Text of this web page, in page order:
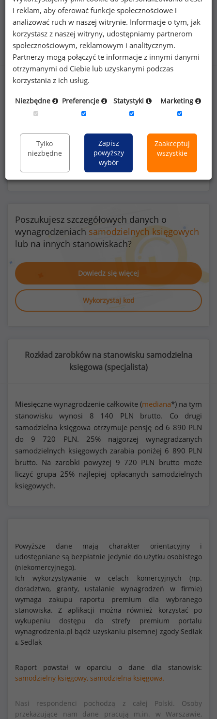
Benefity na stanowisku samodzielna księgowa
(specjalista )
48 %
elastyczny czas pracy
Poszukujesz szczegółowych danych o
wynagrodzeniach samodzielnych księgowych
lub na innych stanowiskach?
Dowiedz się więcej
Wykorzystaj kod
Rozkład zarobków na stanowisku samodzielna
księgowa (specjalista)
Miesięczne wynagrodzenie całkowite (mediana*) na tym
stanowisku wynosi 8 140 PLN brutto. Co drugi
samodzielna księgowa otrzymuje pensję od 6 890 PLN
do 9 720 PLN. 25% najgorzej wynagradzanych
samodzielnych księgowych zarabia poniżej 6 890 PLN
brutto. Na zarobki powyżej 9 720 PLN brutto może
liczyć grupa 25% najlepiej opłacanych samodzielnych
księgowych.
Powyższe dane mają charakter orientacyjny i
udostępniane są bezpłatnie jedynie do użytku osobistego
(niekomercyjnego).
Ich wykorzystywanie w celach komercyjnych (np.
doradztwo, granty, ustalanie wynagrodzeń w firmie)
wymaga zakupu raportu premium dla wybranego
stanowiska. Z aplikacji można również korzystać po
wykupeniu dostępu do strefy premium portalu
wynagrodzenia.pl bądź uzyskaniu pisemnej zgody Sedlak
& Sedlak
Raport powstał w oparciu o dane dla stanowisk:
samodzielny księgowy, samodzielna księgowa.
Nasi respondenci pochodzą z całej Polski. Osoby
przekazujące nam dane pracują m.in. w Warszawie,
i reklam, aby oferować funkcje społecznościowe i
analizować ruch w naszej witrynie. Informacje o tym, jak
korzystasz z naszej witryny, udostępniamy partnerom
społecznościowym, reklamowym i analitycznym.
Partnerzy mogą połączyć te informacje z innymi danymi
otrzymanymi od Ciebie lub uzyskanymi podczas
korzystania z ich usług.
Niezbędne Preferencje Statystyki Marketing
Tylko
niezbędne
Zapisz
powyższy
wybór
Zaakceptuj
wszystkie